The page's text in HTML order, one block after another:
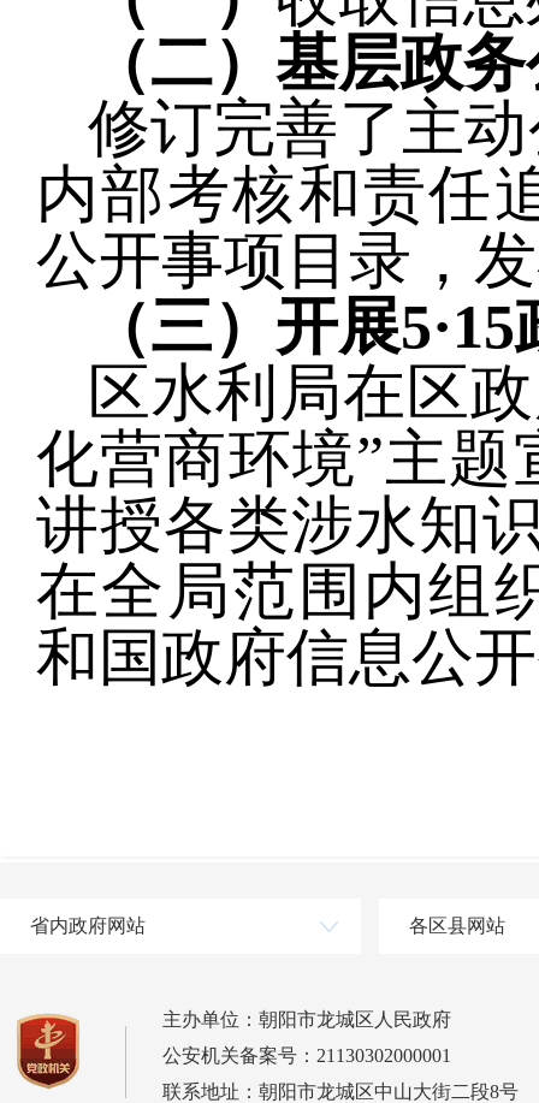
（二） 基层政
修订完善了主
内部考核和责任
公开事项目录，
（三） 开展
区水利局在 区
化营商环境”主
讲授各类涉水知
在全局范围内组
和国政府信息公
省内政府网站 各区县网站
主办单位：朝阳市龙城区人民政府
公安机关备案号：21130302000001
联系地址：朝阳市龙城区中山大街二段8号